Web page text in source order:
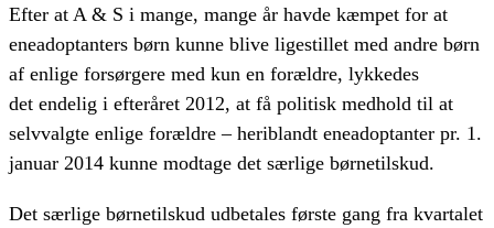
Efter at A & S i mange, mange år havde kæmpet for at
eneadoptanters børn kunne blive ligestillet med andre børn
af enlige forsørgere med kun en forældre, lykkedes
det endelig i efteråret 2012, at få politisk medhold til at
selvvalgte enlige forældre – heriblandt eneadoptanter pr. 1.
januar 2014 kunne modtage det særlige børnetilskud.
Det særlige børnetilskud udbetales første gang fra kvartalet